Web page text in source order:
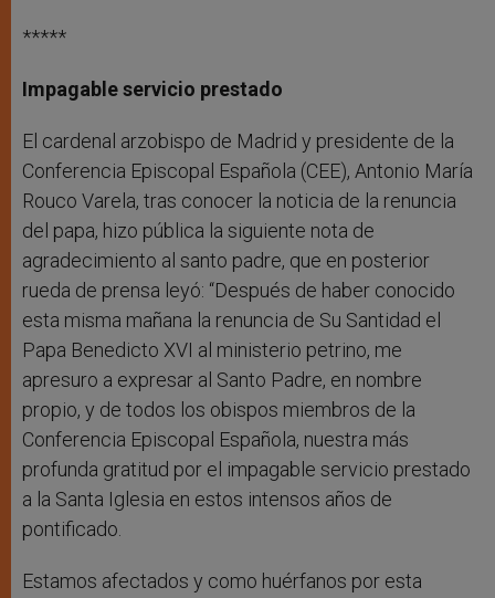
*****
Impagable servicio prestado
El cardenal arzobispo de Madrid y presidente de la
Conferencia Episcopal Española (CEE), Antonio María
Rouco Varela, tras conocer la noticia de la renuncia
del papa, hizo pública la siguiente nota de
agradecimiento al santo padre, que en posterior
rueda de prensa leyó: “Después de haber conocido
esta misma mañana la renuncia de Su Santidad el
Papa Benedicto XVI al ministerio petrino, me
apresuro a expresar al Santo Padre, en nombre
propio, y de todos los obispos miembros de la
Conferencia Episcopal Española, nuestra más
profunda gratitud por el impagable servicio prestado
a la Santa Iglesia en estos intensos años de
pontificado.
Estamos afectados y como huérfanos por esta